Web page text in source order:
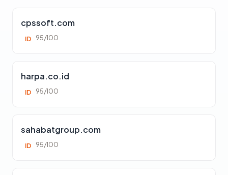
cpssoft.com
ID 95/100
harpa.co.id
ID 95/100
sahabatgroup.com
ID 95/100